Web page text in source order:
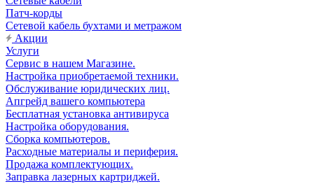
Патч-корды
Сетевой кабель бухтами и метражом
Акции
Услуги
Сервис в нашем Магазине.
Настройка приобретаемой техники.
Обслуживание юридических лиц.
Апгрейд вашего компьютера
Бесплатная установка антивируса
Настройка оборудования.
Сборка компьютеров.
Расходные материалы и периферия.
Продажа комплектующих.
Заправка лазерных картриджей.